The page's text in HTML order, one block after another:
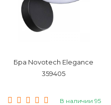
Бра Novotech Elegance
359405
В наличии 95